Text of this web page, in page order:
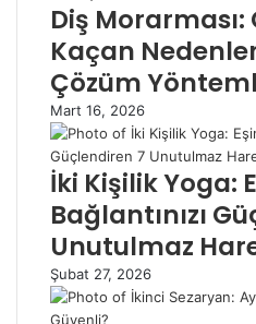
Diş Morarması:
Kaçan
Çözüm
Mart 16, 2026
İki Kişilik Yoga:
Bağlantınızı
Unutulmaz
Şubat 27, 2026